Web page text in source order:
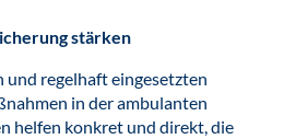
stärken
und regelhaft eingesetzten
in der ambulanten
helfen konkret und direkt, die